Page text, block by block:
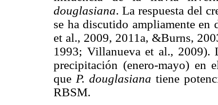
douglasiana. La respuesta del
se ha discutido ampliamente en
et al., 2009, 2011a, &Burns,
1993; Villanueva et al.,
precipitación (enero-mayo) en
que P. douglasiana tiene
RBSM.